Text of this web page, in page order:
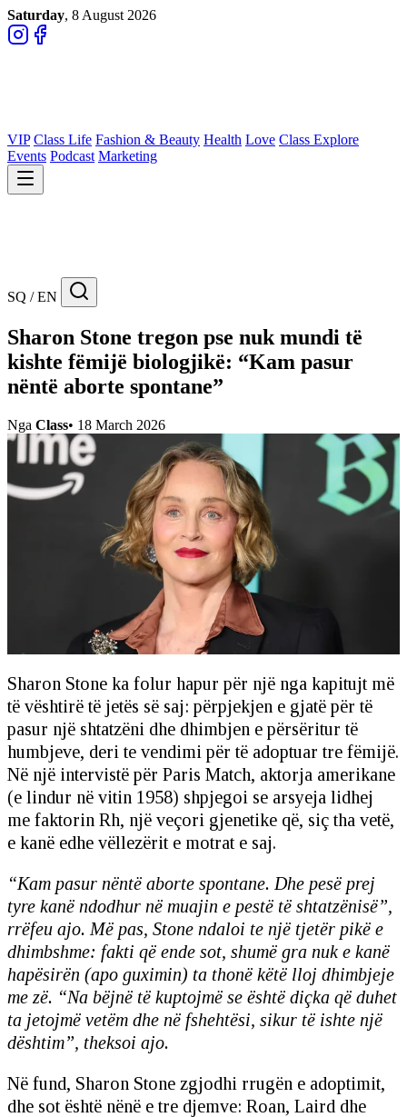
Saturday, 8 August 2026
VIP Class Life Fashion & Beauty Health Love Class Explore
Events Podcast Marketing
SQ / EN
Sharon Stone tregon pse nuk mundi të
kishte fëmijë biologjikë: “Kam pasur
nëntë aborte spontane”
Nga Class• 18 March 2026
Sharon Stone ka folur hapur për një nga kapitujt më
të vështirë të jetës së saj: përpjekjen e gjatë për të
pasur një shtatzëni dhe dhimbjen e përsëritur të
humbjeve, deri te vendimi për të adoptuar tre fëmijë.
Në një intervistë për Paris Match, aktorja amerikane
(e lindur në vitin 1958) shpjegoi se arsyeja lidhej
me faktorin Rh, një veçori gjenetike që, siç tha vetë,
e kanë edhe vëllezërit e motrat e saj.
“Kam pasur nëntë aborte spontane. Dhe pesë prej
tyre kanë ndodhur në muajin e pestë të shtatzënisë”,
rrëfeu ajo. Më pas, Stone ndaloi te një tjetër pikë e
dhimbshme: fakti që ende sot, shumë gra nuk e kanë
hapësirën (apo guximin) ta thonë këtë lloj dhimbjeje
me zë. “Na bëjnë të kuptojmë se është diçka që duhet
ta jetojmë vetëm dhe në fshehtësi, sikur të ishte një
dështim”, theksoi ajo.
Në fund, Sharon Stone zgjodhi rrugën e adoptimit,
dhe sot është nënë e tre djemve: Roan, Laird dhe